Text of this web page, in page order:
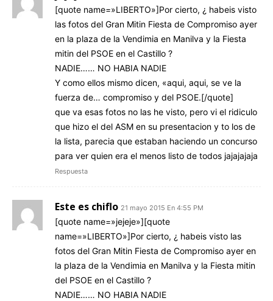
[quote name=»LIBERTO»]Por cierto, ¿ habeis visto
las fotos del Gran Mitin Fiesta de Compromiso ayer
en la plaza de la Vendimia en Manilva y la Fiesta
mitin del PSOE en el Castillo ?
NADIE…… NO HABIA NADIE
Y como ellos mismo dicen, «aqui, aqui, se ve la
fuerza de… compromiso y del PSOE.[/quote]
que va esas fotos no las he visto, pero vi el ridiculo
que hizo el del ASM en su presentacion y to los de
la lista, parecia que estaban haciendo un concurso
para ver quien era el menos listo de todos jajajajaja
Respuesta
Este es chiflo 21 mayo 2015 En 4:55 PM
[quote name=»jejeje»][quote
name=»LIBERTO»]Por cierto, ¿ habeis visto las
fotos del Gran Mitin Fiesta de Compromiso ayer en
la plaza de la Vendimia en Manilva y la Fiesta mitin
del PSOE en el Castillo ?
NADIE…… NO HABIA NADIE